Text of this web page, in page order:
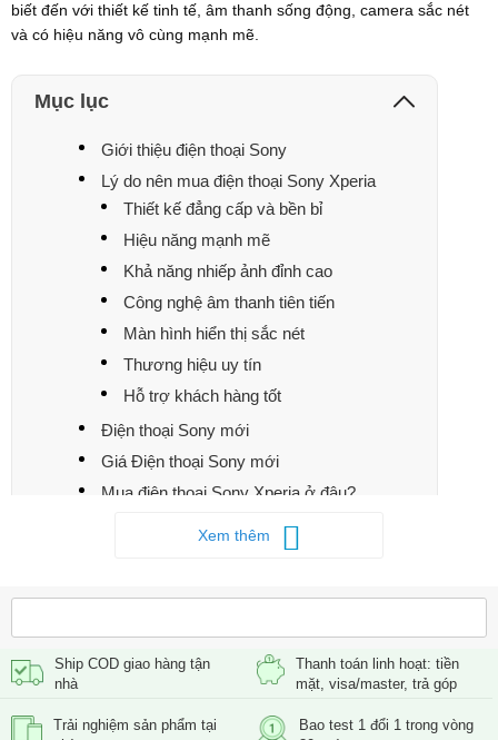
biết đến với thiết kế tinh tế, âm thanh sống động, camera sắc nét
và có hiệu năng vô cùng mạnh mẽ.
Mục lục
Giới thiệu điện thoại Sony
Lý do nên mua điện thoại Sony Xperia
Thiết kế đẳng cấp và bền bỉ
Hiệu năng mạnh mẽ
Khả năng nhiếp ảnh đỉnh cao
Công nghệ âm thanh tiên tiến
Màn hình hiển thị sắc nét
Thương hiệu uy tín
Hỗ trợ khách hàng tốt
Điện thoại Sony mới
Giá Điện thoại Sony mới
Mua điện thoại Sony Xperia ở đâu?
Xem thêm
Ship COD giao hàng tận
nhà
Thanh toán linh hoạt: tiền
mặt, visa/master, trả góp
Trải nghiệm sản phẩm tại
Bao test 1 đổi 1 trong vòng